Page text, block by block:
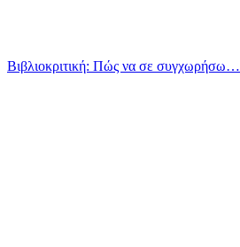
Βιβλιοκριτική: Πώς να σε συγχωρήσω…